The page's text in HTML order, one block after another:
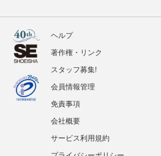
ヘルプ
著作権・リンク
スタッフ募集!
会員情報管理
免責事項
会社概要
サービス利用規約